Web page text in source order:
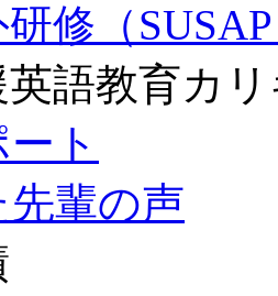
修（
英語教育カ
ト
先輩の声